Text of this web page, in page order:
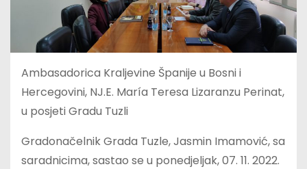
Ambasadorica Kraljevine Španije u Bosni i
Hercegovini, NJ.E. María Teresa Lizaranzu Perinat,
u posjeti Gradu Tuzli
Gradonačelnik Grada Tuzle, Jasmin Imamović, sa
saradnicima, sastao se u ponedjeljak, 07. 11. 2022.